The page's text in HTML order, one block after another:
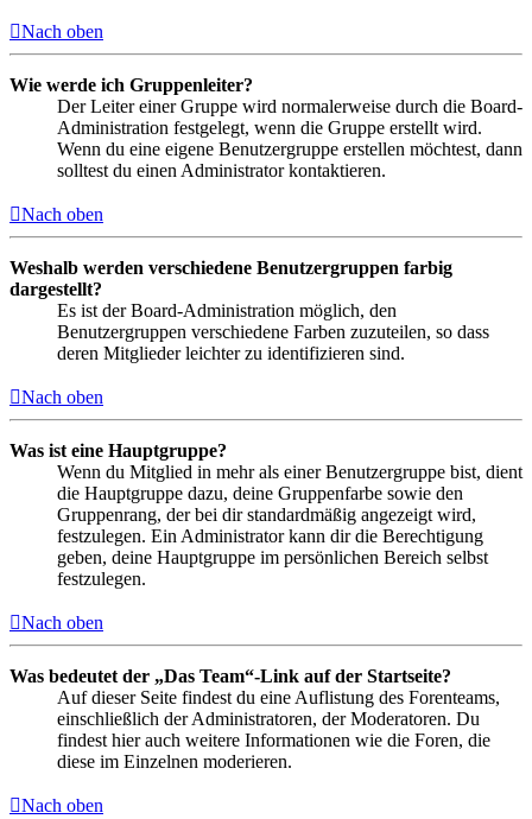
Nach oben
Wie werde ich Gruppenleiter?
Der Leiter einer Gruppe wird normalerweise durch die Board-
Administration festgelegt, wenn die Gruppe erstellt wird.
Wenn du eine eigene Benutzergruppe erstellen möchtest, dann
solltest du einen Administrator kontaktieren.
Nach oben
Weshalb werden verschiedene Benutzergruppen farbig
dargestellt?
Es ist der Board-Administration möglich, den
Benutzergruppen verschiedene Farben zuzuteilen, so dass
deren Mitglieder leichter zu identifizieren sind.
Nach oben
Was ist eine Hauptgruppe?
Wenn du Mitglied in mehr als einer Benutzergruppe bist, dient
die Hauptgruppe dazu, deine Gruppenfarbe sowie den
Gruppenrang, der bei dir standardmäßig angezeigt wird,
festzulegen. Ein Administrator kann dir die Berechtigung
geben, deine Hauptgruppe im persönlichen Bereich selbst
festzulegen.
Nach oben
Was bedeutet der „Das Team“-Link auf der Startseite?
Auf dieser Seite findest du eine Auflistung des Forenteams,
einschließlich der Administratoren, der Moderatoren. Du
findest hier auch weitere Informationen wie die Foren, die
diese im Einzelnen moderieren.
Nach oben